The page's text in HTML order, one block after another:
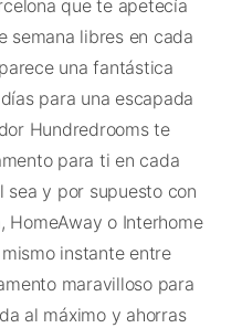
que te apetecía
semana libres en cada
una fantástica
para una escapada
Hundredrooms te
para ti en cada
sea y por supuesto con
HomeAway o Interhome
instante entre
maravilloso para
al máximo y ahorras